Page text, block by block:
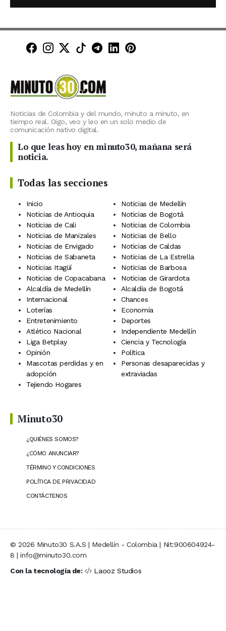
Minuto30 en Facebook
Minuto30 en Instagram
Minuto30 en X (Twitter)
Minuto30 en TikTok
Canal de Minuto30 en
Minuto30 en LinkedIn
Minuto30 en
Noticias de Colombia y del mundo, minuto a minuto, en
tiempo real. Oigo, veo y leo en un solo medio de
comunicación nativo digital.
Lo que leas hoy en minuto30, mañana será
noticia.
Todas las secciones
Inicio
Noticias de Medellín
Noticias de Antioquia
Noticias de Bogotá
Noticias de Cali
Noticias de Colombia
Noticias de Manizales
Noticias de Bello
Noticias de Envigado
Noticias de Caldas
Noticias de Sabaneta
Noticias de La Estrella
Noticias Itagüí
Noticias de Barbosa
Noticias de Copacabana
Noticias de Girardota
Alcaldía de Medellín
Alcaldía de Bogotá
Internacional
Chances
Loterías
Economía
Entretenimiento
Deportes
Atlético Nacional
Independiente Medellín
Liga Betplay
Ciencia y Tecnología
Opinión
Política
Mascotas perdidas y en
adopción
Personas desaparecidas y
extraviadas
Tejiendo Hogares
Minuto30
¿QUIÉNES SOMOS?
¿CÓMO ANUNCIAR?
TÉRMINO Y CONDICIONES
POLÍTICA DE PRIVACIDAD
CONTÁCTENOS
© 2026 Minuto30 S.A.S | Medellín - Colombia | Nit:900604924-
8 | info@minuto30.com
Con la tecnología de:
Laooz Studios